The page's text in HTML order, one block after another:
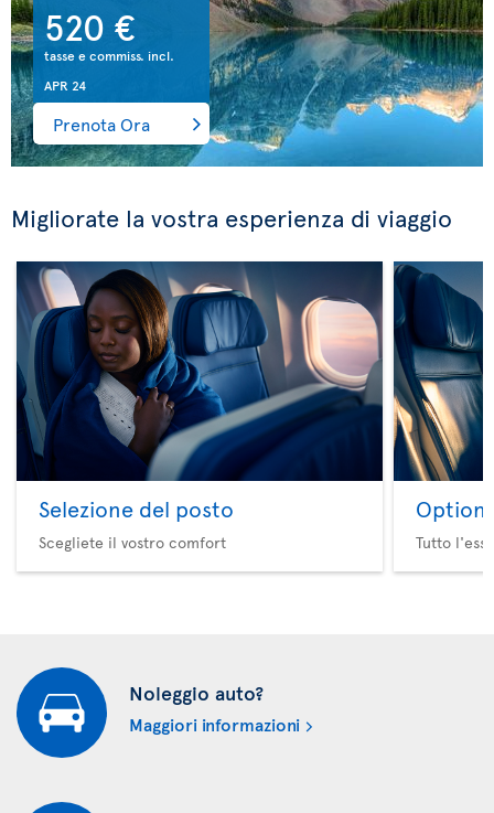
520 €
tasse e commiss. incl.
APR 24
Prenota Ora
Migliorate la vostra esperienza di viaggio
Selezione del posto
Scegliete il vostro comfort
Option
Tutto
Noleggio auto?
Maggiori informazioni